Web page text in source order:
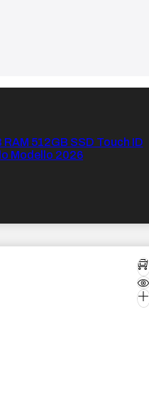
512GB SSD Touch ID
Modello 2026